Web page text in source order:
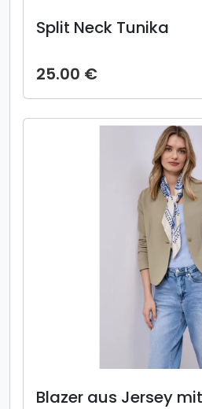
Split Neck Tunika
25.00 €
Blazer aus Jersey